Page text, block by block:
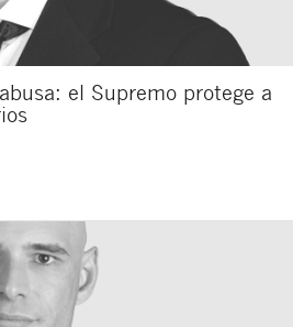
el Supremo protege a